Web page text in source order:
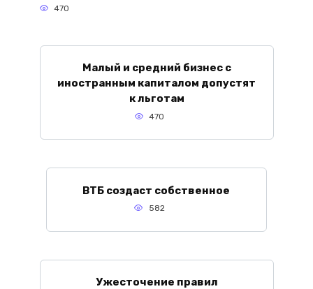
470
Малый и средний бизнес с
иностранным капиталом допустят
к льготам
470
ВТБ создаст собственное
582
Ужесточение правил